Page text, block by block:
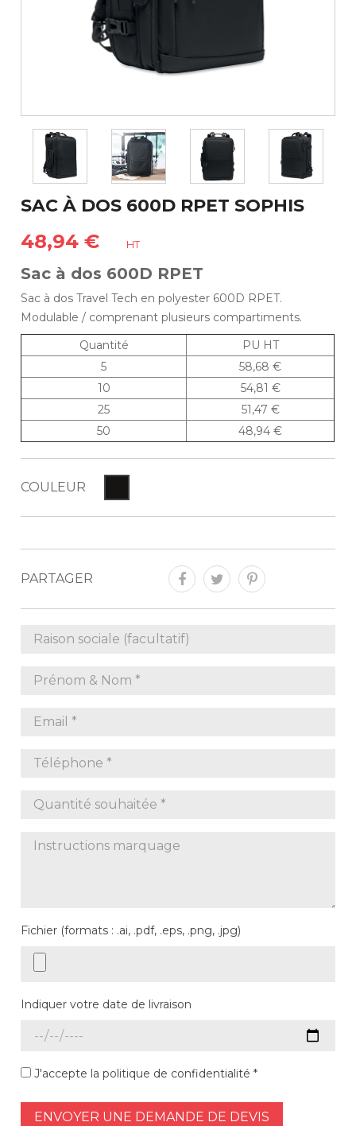
SAC À DOS 600D RPET SOPHIS
48,94 € HT
Sac à dos 600D RPET
Sac à dos Travel Tech en polyester 600D RPET.
Modulable / comprenant plusieurs compartiments.
Quantité
PU HT
5
58,68 €
10
54,81 €
25
51,47 €
50
48,94 €
COULEUR
PARTAGER
Fichier (formats : .ai, .pdf, .eps, .png, .jpg)
Indiquer votre date de livraison
J'accepte la politique de confidentialité *
ENVOYER UNE DEMANDE DE DEVIS